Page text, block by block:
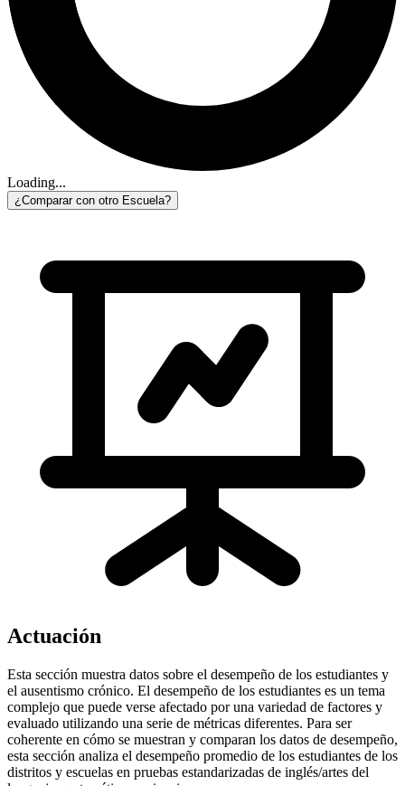
Loading...
¿Comparar con otro Escuela?
Actuación
Esta sección muestra datos sobre el desempeño de los estudiantes y
el ausentismo crónico. El desempeño de los estudiantes es un tema
complejo que puede verse afectado por una variedad de factores y
evaluado utilizando una serie de métricas diferentes. Para ser
coherente en cómo se muestran y comparan los datos de desempeño,
esta sección analiza el desempeño promedio de los estudiantes de los
distritos y escuelas en pruebas estandarizadas de inglés/artes del